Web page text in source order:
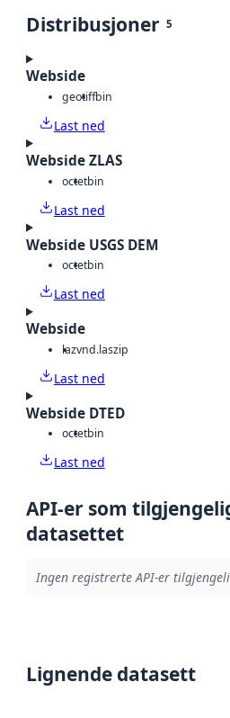
Distribusjoner 5
Webside
geotiffbin
Last ned
Webside ZLAS
octetbin
Last ned
Webside USGS DEM
octetbin
Last ned
Webside
lazvnd.laszip
Last ned
Webside DTED
octetbin
Last ned
API-er som
datasettet
Ingen registrerte API-er
Lignende datasett